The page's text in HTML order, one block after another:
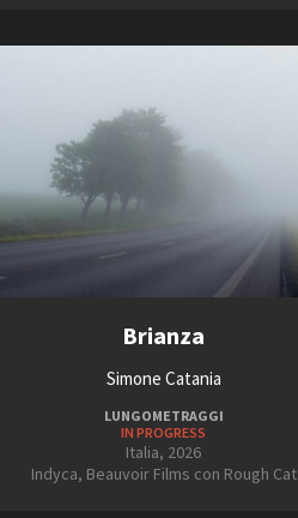
Brianza
Simone Catania
LUNGOMETRAGGI
IN PROGRESS
Italia, 2026
Indyca, Beauvoir Films con Rough Cat